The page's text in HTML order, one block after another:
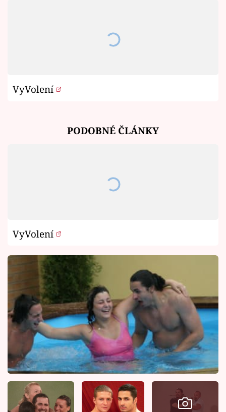
VyVolení
PODOBNÉ ČLÁNKY
VyVolení